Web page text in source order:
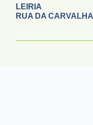
LEIRIA
RUA DA